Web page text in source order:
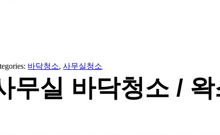
바닥청소,사무실청소
무실 바닥청소 /